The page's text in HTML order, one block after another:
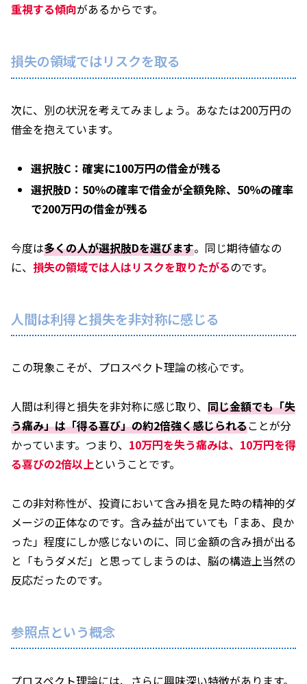
重視する傾向があるからです。
損失の領域ではリスクを取る
次に、別の状況を考えてみましょう。あなたは200万円の
借金を抱えています。
選択肢C：確実に100万円の借金が残る
選択肢D：50％の確率で借金が全額免除、50％の確率
で200万円の借金が残る
今度は多くの人が選択肢Dを選びます。同じ期待値なの
に、 損失の領域では人はリスクを取りたがるのです。
人間は利得と損失を非対称に感じる
この現象こそが、プロスペクト理論の核心です。
人間は利得と損失を非対称に感じ取り、 同じ金額でも「失
う痛み」は「得る喜び」の約2倍強く感じられることが分
かっています。つまり、 10万円を失う痛みは、10万円を得
る喜びの2倍以上ということです。
この非対称性が、投資において含み損を見た時の精神的ダ
メージの正体なのです。含み益が出ていても「まあ、良か
った」程度にしか感じないのに、同じ金額の含み損が出る
と「もうダメだ」と思ってしまうのは、脳の構造上当然の
反応だったのです。
参照点という概念
プロスペクト理論には、さらに興味深い特徴があります。